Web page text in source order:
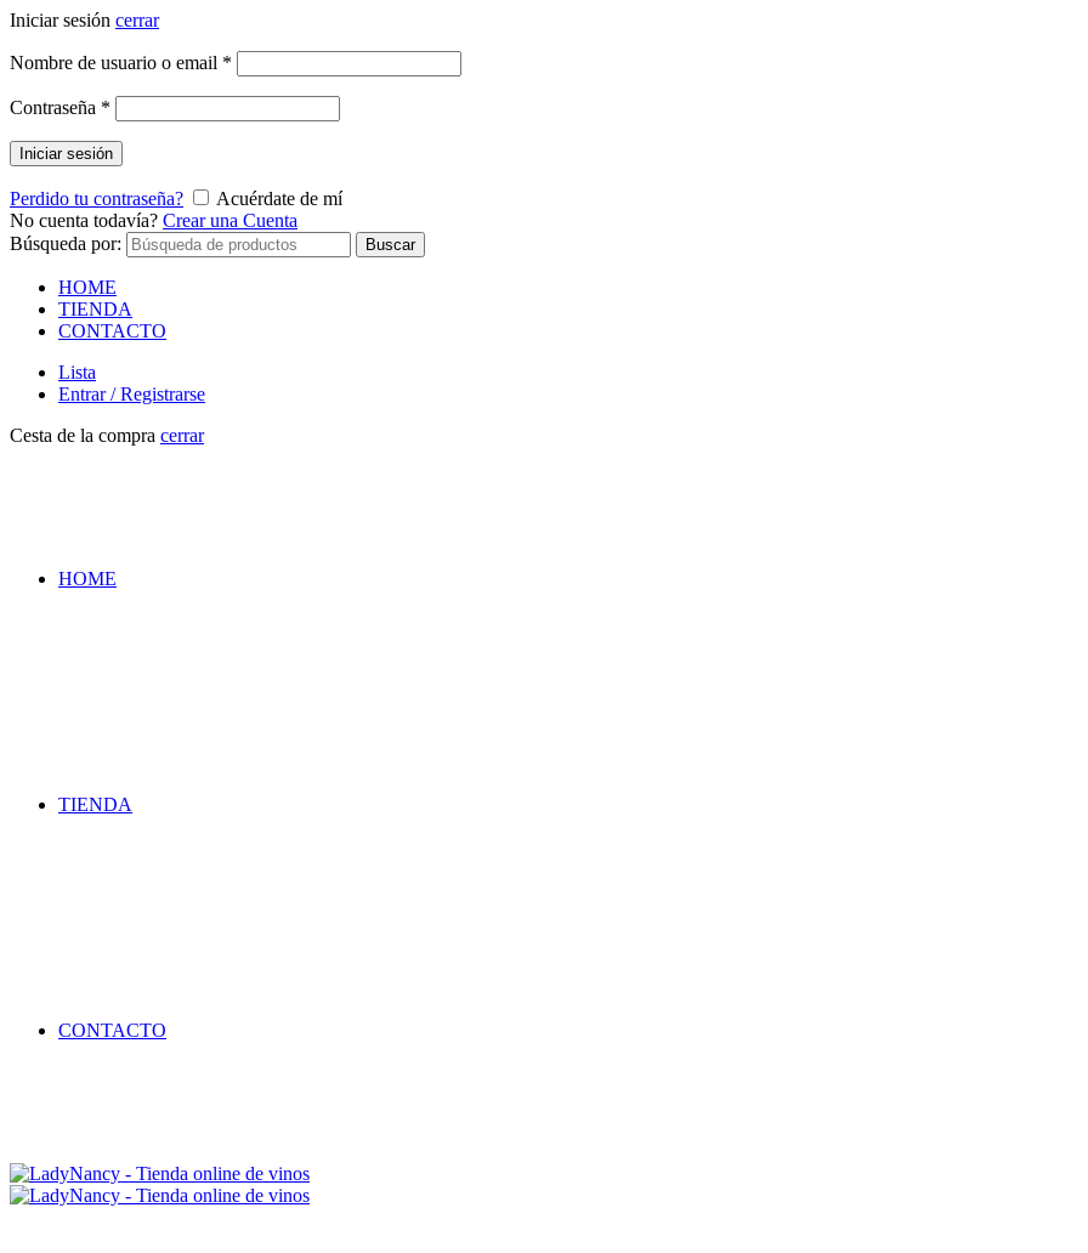
Iniciar sesión cerrar
Nombre de usuario o email *
Contraseña *
Iniciar sesión
Perdido tu contraseña?
Acuérdate de mí
No cuenta todavía? Crear una Cuenta
Búsqueda por:
Buscar
HOME
TIENDA
CONTACTO
Lista
Entrar / Registrarse
Cesta de la compra cerrar
HOME
TIENDA
CONTACTO